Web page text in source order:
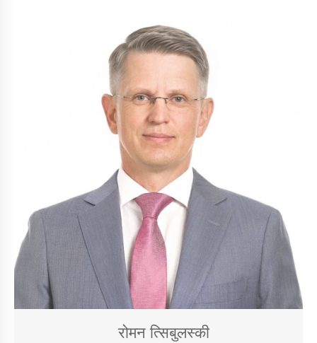
रोमन त्सिबुलस्की